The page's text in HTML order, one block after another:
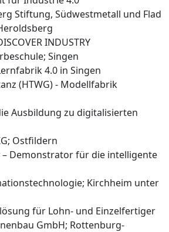
Stiftung, Südwestmetall und Flad
INDUSTRY
Singen
4.0 in Singen
(HTWG) - Modellfabrik
Ausbildung zu digitalisierten
Ostfildern
– Demonstrator für die intelligente
Kirchheim unter
für Lohn- und Einzelfertiger
GmbH; Rottenburg-